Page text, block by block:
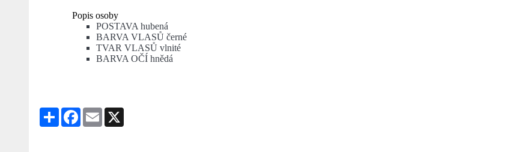
Popis osoby
POSTAVA hubená
BARVA VLASŮ černé
TVAR VLASŮ vlnité
BARVA OČÍ hnědá
Share Facebook
Email